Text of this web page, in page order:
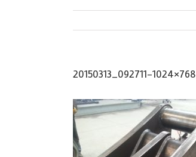
20150313_092711-1024×768